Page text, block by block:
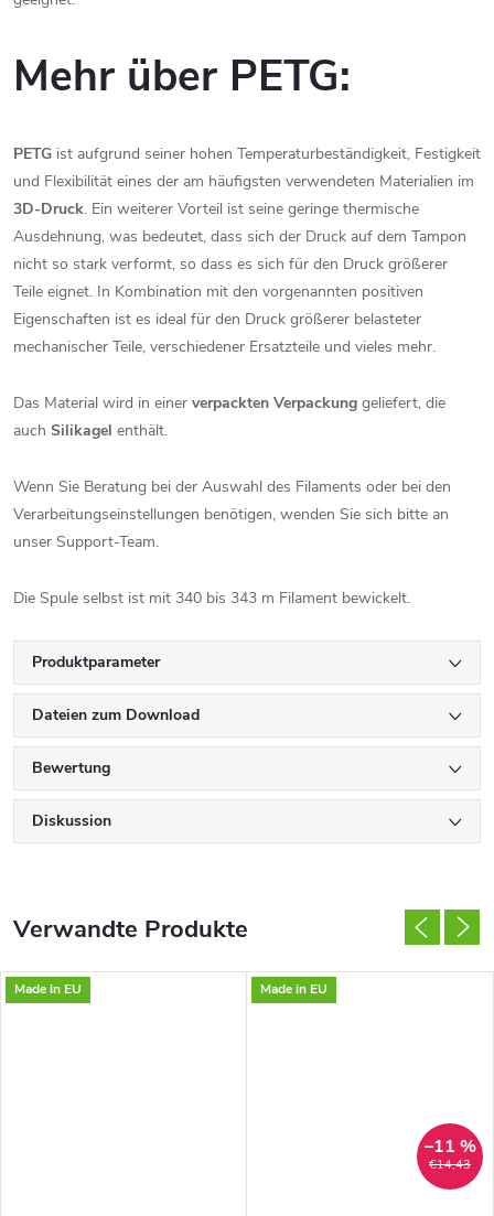
Mehr über PETG:
PETG ist aufgrund seiner hohen Temperaturbeständigkeit, Festigkeit
und Flexibilität eines der am häufigsten verwendeten Materialien im
3D-Druck. Ein weiterer Vorteil ist seine geringe thermische
Ausdehnung, was bedeutet, dass sich der Druck auf dem Tampon
nicht so stark verformt, so dass es sich für den Druck größerer
Teile eignet. In Kombination mit den vorgenannten positiven
Eigenschaften ist es ideal für den Druck größerer belasteter
mechanischer Teile, verschiedener Ersatzteile und vieles mehr.
Das Material wird in einer verpackten Verpackung geliefert, die
auch Silikagel enthält.
Wenn Sie Beratung bei der Auswahl des Filaments oder bei den
Verarbeitungseinstellungen benötigen, wenden Sie sich bitte an
unser Support-Team.
Die Spule selbst ist mit 340 bis 343 m Filament bewickelt.
Produktparameter
Dateien zum Download
Bewertung
Diskussion
Verwandte Produkte
Made in EU Made in EU
€14,43
–11 %